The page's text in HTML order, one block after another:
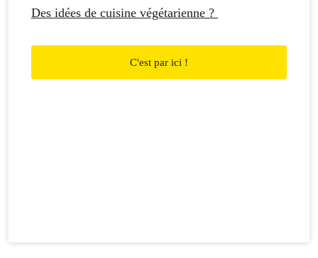
Des idées de cuisine végétarienne ?
C'est par ici !